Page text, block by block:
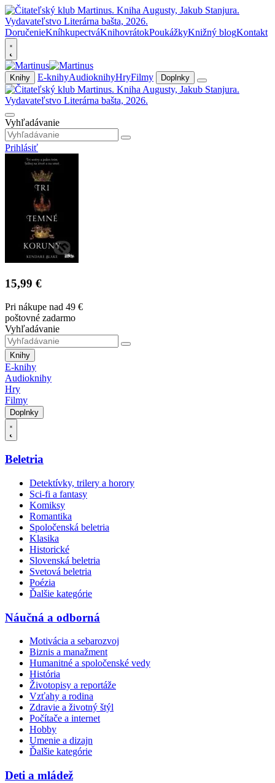
DoručenieKníhkupectváKnihovrátokPoukážkyKnižný blogKontakt
Knihy E-knihyAudioknihyHryFilmy Doplnky
Vyhľadávanie
Prihlásiť
15,99 €
Pri nákupe nad 49 €
poštovné zadarmo
Vyhľadávanie
Knihy
E-knihy
Audioknihy
Hry
Filmy
Doplnky
Beletria
Detektívky, trilery a horory
Sci-fi a fantasy
Komiksy
Romantika
Spoločenská beletria
Klasika
Historické
Slovenská beletria
Svetová beletria
Poézia
Ďalšie kategórie
Náučná a odborná
Motivácia a sebarozvoj
Biznis a manažment
Humanitné a spoločenské vedy
História
Životopisy a reportáže
Vzťahy a rodina
Zdravie a životný štýl
Počítače a internet
Hobby
Umenie a dizajn
Ďalšie kategórie
Deti a mládež